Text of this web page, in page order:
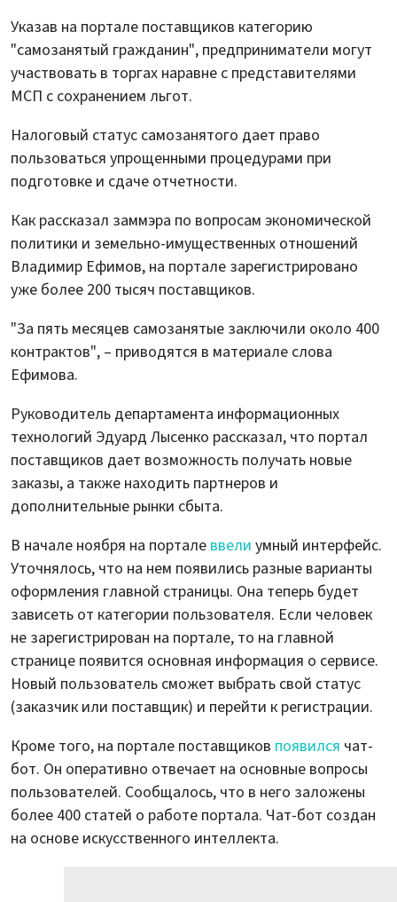
Указав на портале поставщиков категорию
"самозанятый гражданин", предприниматели могут
участвовать в торгах наравне с представителями
МСП с сохранением льгот.
Налоговый статус самозанятого дает право
пользоваться упрощенными процедурами при
подготовке и сдаче отчетности.
Как рассказал заммэра по вопросам экономической
политики и земельно-имущественных отношений
Владимир Ефимов, на портале зарегистрировано
уже более 200 тысяч поставщиков.
"За пять месяцев самозанятые заключили около 400
контрактов", – приводятся в материале слова
Ефимова.
Руководитель департамента информационных
технологий Эдуард Лысенко рассказал, что портал
поставщиков дает возможность получать новые
заказы, а также находить партнеров и
дополнительные рынки сбыта.
В начале ноября на портале ввели умный интерфейс.
Уточнялось, что на нем появились разные варианты
оформления главной страницы. Она теперь будет
зависеть от категории пользователя. Если человек
не зарегистрирован на портале, то на главной
странице появится основная информация о сервисе.
Новый пользователь сможет выбрать свой статус
(заказчик или поставщик) и перейти к регистрации.
Кроме того, на портале поставщиков появился чат-
бот. Он оперативно отвечает на основные вопросы
пользователей. Сообщалось, что в него заложены
более 400 статей о работе портала. Чат-бот создан
на основе искусственного интеллекта.